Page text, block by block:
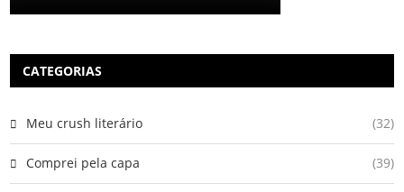
CATEGORIAS
Meu crush literário (32)
Comprei pela capa (39)